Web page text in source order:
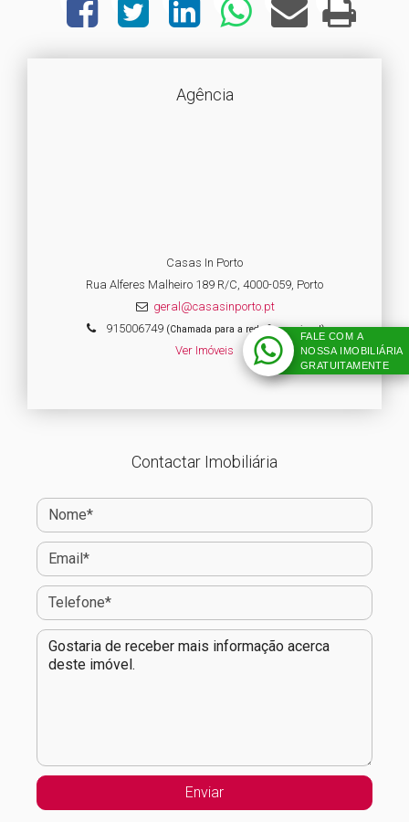
Agência
Casas In Porto
Rua Alferes Malheiro 189 R/C, 4000-059, Porto
geral@casasinporto.pt
915006749(Chamada para a rede fixa nacional)
Ver Imóveis
Contactar Imobiliária
FALE COM A
NOSSA IMOBILIÁRIA
GRATUITAMENTE